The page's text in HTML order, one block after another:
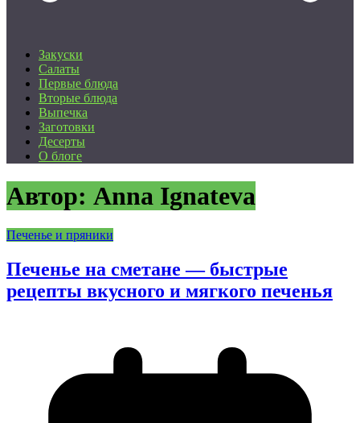
Закуски
Салаты
Первые блюда
Вторые блюда
Выпечка
Заготовки
Десерты
О блоге
Автор: Anna Ignateva
Печенье и пряники
Печенье на сметане — быстрые
рецепты вкусного и мягкого печенья